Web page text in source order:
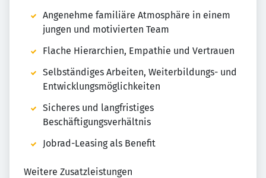
Angenehme familiäre Atmosphäre in einem
jungen und motivierten Team
Flache Hierarchien, Empathie und Vertrauen
Selbständiges Arbeiten, Weiterbildungs- und
Entwicklungsmöglichkeiten
Sicheres und langfristiges
Beschäftigungsverhältnis
Jobrad-Leasing als Benefit
Weitere Zusatzleistungen